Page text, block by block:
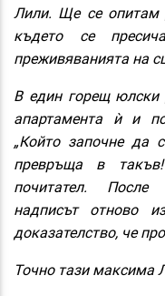
Лили. Ще се опитам
където се
преживяванията на
В един горещ юлски
апартамента ѝ и
„Който започне да
превръща в
почитател.
надписът отново
доказателство, че
Точно тази максима